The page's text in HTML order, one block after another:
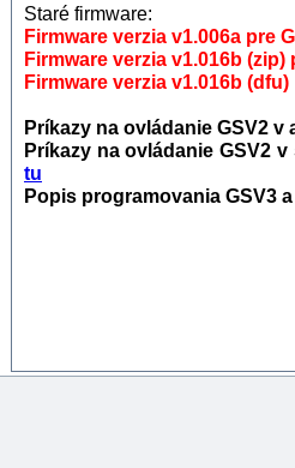
Staré firmware:
Firmware verzia v1.006a pre
Firmware verzia v1.016b (zip)
Firmware verzia v1.016b (dfu)
Príkazy na ovládanie GSV2 v
Príkazy na ovládanie GSV2
tu
Popis programovania GSV3